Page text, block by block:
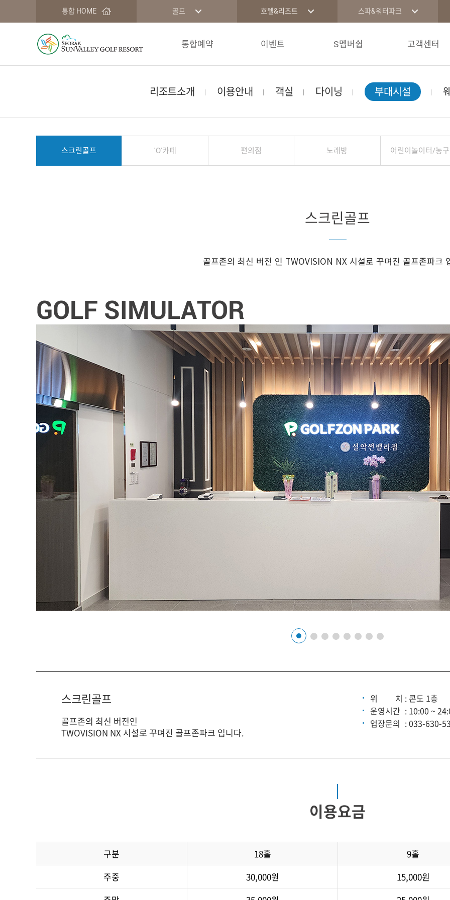
통합 HOME 골프 호텔&리조트 스파&워터파크
통합예약 이벤트 S멥버쉽 고객센터
리조트소개 이용안내 객실 다이닝 부대시설
스크린골프 'O'카페 편의점 노래방 어린이놀이터/농
스크린골프
골프존의 최신 버전 인 TWOVISION NX 시설로 꾸며진 골프존파크
GOLF SIMULATOR
스크린골프
골프존의 최신 버전인
TWOVISION NX 시설로 꾸며진 골프존파크 입니다.
위 치 : 콘도 1층
운영시간 : 10:00 ~
업장문의 : 033-630-
이용요금
구분 18홀
9홀
주중
30,000원
15,000원